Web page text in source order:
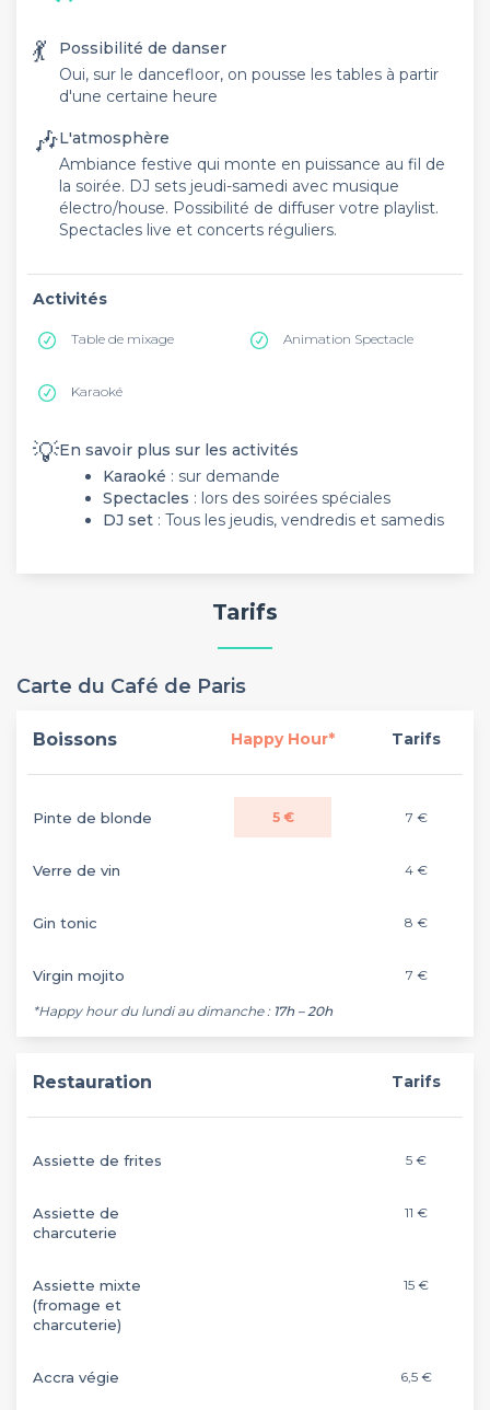
💃
Possibilité de danser
Oui, sur le dancefloor, on pousse les tables à partir
d'une certaine heure
🎶L'atmosphère
Ambiance festive qui monte en puissance au fil de
la soirée. DJ sets jeudi-samedi avec musique
électro/house. Possibilité de diffuser votre playlist.
Spectacles live et concerts réguliers.
Activités
Table de mixage Animation Spectacle
Karaoké
💡En savoir plus sur les activités
Karaoké : sur demande
Spectacles : lors des soirées spéciales
DJ set : Tous les jeudis, vendredis et samedis
Tarifs
Carte du Café de Paris
Boissons Happy Hour* Tarifs
Pinte de blonde 5 € 7 €
Verre de vin 4 €
Gin tonic 8 €
Virgin mojito 7 €
*Happy hour du lundi au dimanche : 17h – 20h
Restauration Tarifs
Assiette de frites 5 €
Assiette de
charcuterie
11 €
Assiette mixte
(fromage et
charcuterie)
15 €
Accra végie 6,5 €